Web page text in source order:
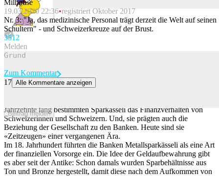
Beitrag melden
Milhouse
19.03.2020 22:36 registriert Oktober 2017
Nr. 3: "Ja, das medizinische Personal trägt derzeit die Welt auf seinen
Schultern" - und Schweizerkreuze auf der Brust.
3512
Melden
Beitrag melden
Zum Kommentar
17 Alle Kommentare anzeigen
Jahrzehnte lang bestimmten Sparkässeli das Finanzverhalten von
Schweizerinnen und Schweizern. Und, sie prägten auch die
Beziehung der Gesellschaft zu den Banken. Heute sind sie
«Zeitzeugen» einer vergangenen Ära.
Im 18. Jahrhundert führten die Banken Metallsparkässeli als eine Art
der finanziellen Vorsorge ein. Die Idee der Geldaufbewahrung gibt
es aber seit der Antike: Schon damals wurden Sparbehältnisse aus
Ton und Bronze hergestellt, damit diese nach dem Aufkommen von